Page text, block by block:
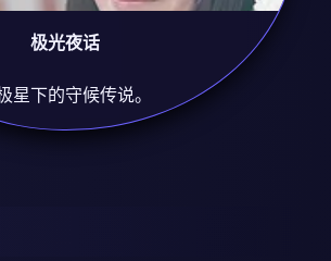
极光夜话
8.8
星下的守候传说。